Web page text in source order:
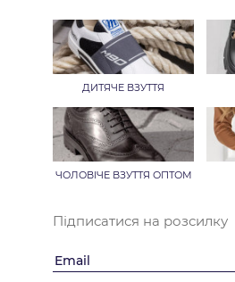
Підписатися на розсилку
ДИТЯЧЕ ВЗУТТЯ
ЧОЛОВІЧЕ ВЗУТТЯ ОПТОМ